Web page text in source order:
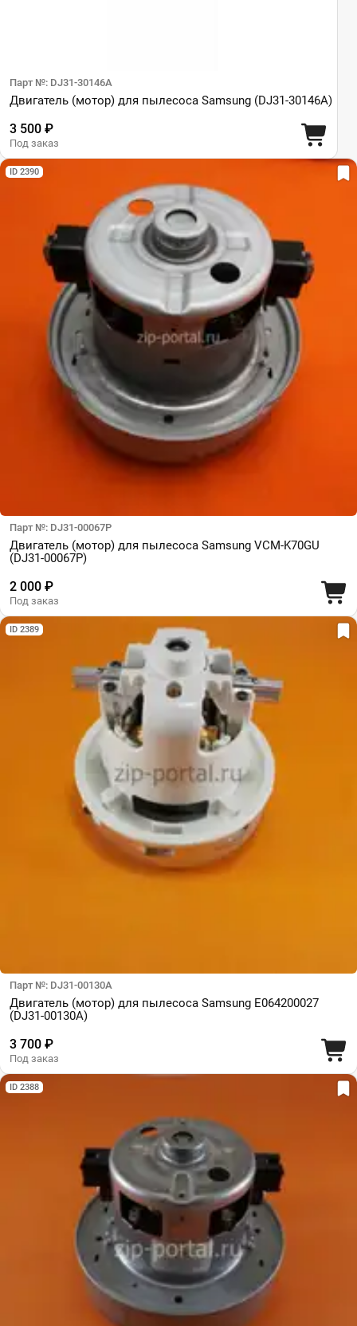
Парт №: DJ31-30146A
Двигатель (мотор) для пылесоса Samsung (DJ31-30146A)
3 500 ₽
Под заказ
ID 2390
Парт №: DJ31-00067P
Двигатель (мотор) для пылесоса Samsung VCM-K70GU
(DJ31-00067P)
2 000 ₽
Под заказ
ID 2389
Парт №: DJ31-00130A
Двигатель (мотор) для пылесоса Samsung E064200027
(DJ31-00130A)
3 700 ₽
Под заказ
ID 2388